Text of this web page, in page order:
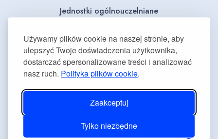
Używamy plików cookie na naszej stronie, aby
ulepszyć Twoje doświadczenia użytkownika,
dostarczać spersonalizowane treści i analizować
nasz ruch. Polityka plików cookie.
Zaakceptuj
Tylko niezbędne
Jednostki ogólnouczelniane
Dla mediów
Deklaracja dostępności
Plan równości płci